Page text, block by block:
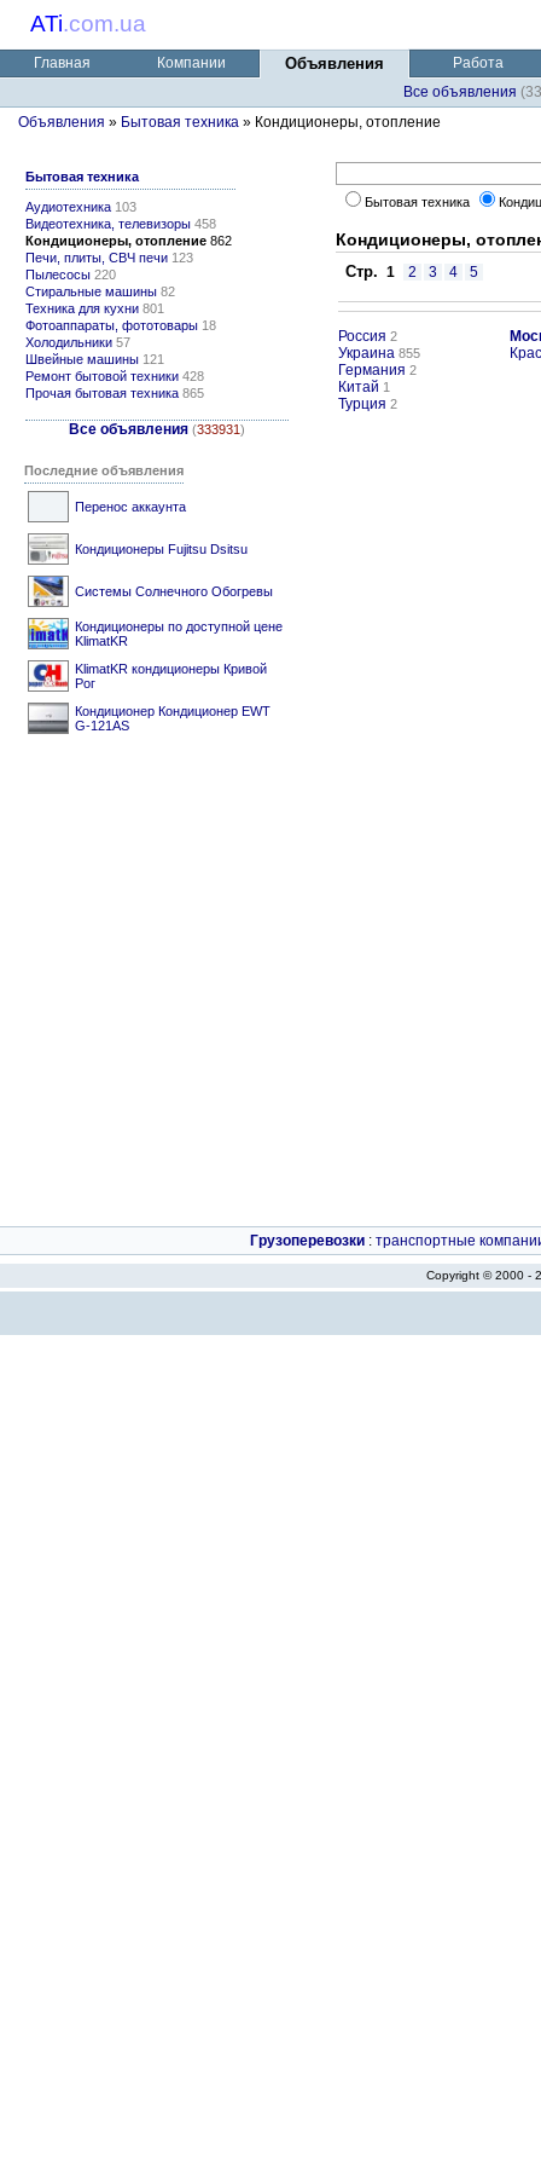
ATi.com.ua
Главная Компании Объявления
Работа
Все объявления
Объявления » Бытовая техника » Кондиционеры, отопление
Бытовая техника
Аудиотехника 103
Видеотехника, телевизоры 458
Кондиционеры, отопление 862
Печи, плиты, СВЧ печи 123
Пылесосы 220
Стиральные машины 82
Техника для кухни 801
Фотоаппараты, фототовары 18
Холодильники 57
Швейные машины 121
Ремонт бытовой техники 428
Прочая бытовая техника 865
Все объявления (333931)
Последние объявления
Перенос аккаунта
Кондиционеры Fujitsu Dsitsu
Системы Солнечного Обогревы
Кондиционеры по доступной цене
KlimatKR
KlimatKR кондиционеры Кривой
Рог
Кондиционер Кондиционер EWT
G-121AS
Бытовая техника
Кондиционеры,
Стр. 1 2 3 4 5
Россия 2
Украина 855
Германия 2
Китай 1
Турция 2
Грузоперевозки : транспортные
Copyright © 2000 -